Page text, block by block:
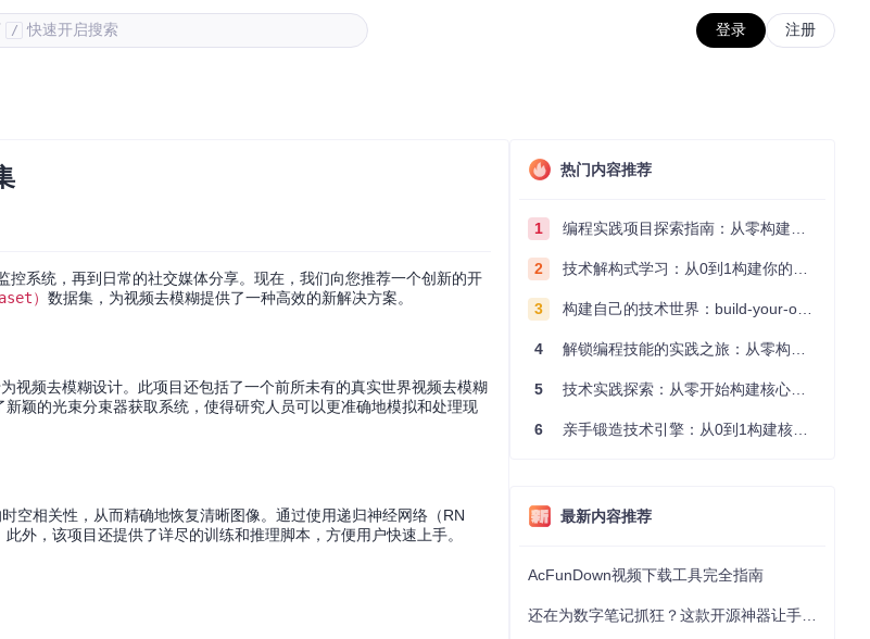
/ 快速开启搜索 登录 注册
系统，再到日常的社交媒体分享。现在，我们向您推荐一个创新的开
） 数据集，为视频去模糊提供了一种高效的新解决方案。
视频去模糊设计。此项目还包括了一个前所未有的真实世界视频去模糊
颖的光束分束器获取系统，使得研究人员可以更准确地模拟和处理现
空相关性，从而精确地恢复清晰图像。通过使用递归神经网络（RN
外，该项目还提供了详尽的训练和推理脚本，方便用户快速上手。
热门内容推荐
1 编程实践项目探索指南：从零构建技术能力体系
2 技术解构式学习：从0到1构建你的编程知识体系
3 构建自己的技术世界：build-your-own-x项目的实践探索指南
4 解锁编程技能的实践之旅：从零构建你的技术世界
5 技术实践探索：从零开始构建核心系统的实践指南
6 亲手锻造技术引擎：从0到1构建核心系统的实践指南
最新内容推荐
AcFunDown视频下载工具完全指南